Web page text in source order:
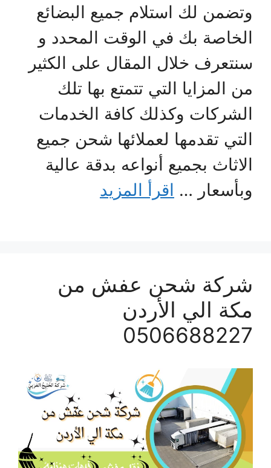
وتضمن لك استلام جميع البضائع
الخاصة بك في الوقت المحدد و
سنتعرف خلال المقال على الكثير
من المزايا التي تتمتع بها تلك
الشركات وكذلك كافة الخدمات
التي تقدمها لعملائها شحن جميع
الاثاث بجميع أنواعه بدقة عالية
وبأسعار … اقرأ المزيد
شركة شحن عفش من
مكة الي الأردن
0506688227